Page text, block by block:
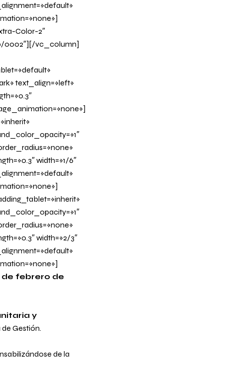
Color-2″
0002″][/vc_column]
text_align=»left»
width=»1/6″
width=»2/3″
de febrero de
y
Gestión.
de la